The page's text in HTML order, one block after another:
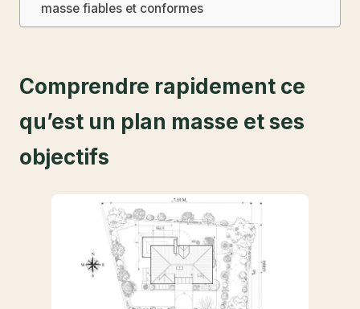
masse fiables et conformes
Comprendre rapidement ce
qu’est un plan masse et ses
objectifs